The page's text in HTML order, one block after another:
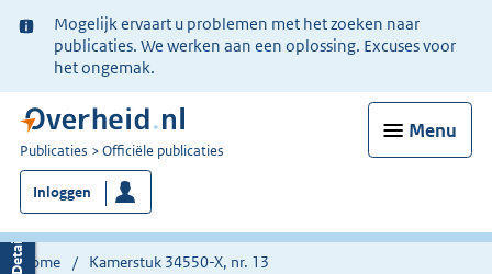
Ter
informatie:
Mogelijk ervaart u problemen met het zoeken naar
publicaties. We werken aan een oplossing. Excuses voor
het ongemak.
Menu
U
bent
nu
hier:
Publicaties Officiële publicaties
Inloggen
Home Kamerstuk 34550-X, nr. 13